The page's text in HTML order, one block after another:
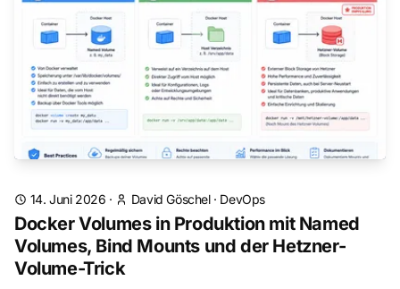
14. Juni 2026 · David Göschel· DevOps
Docker Volumes in Produktion mit Named
Volumes, Bind Mounts und der Hetzner-
Volume-Trick